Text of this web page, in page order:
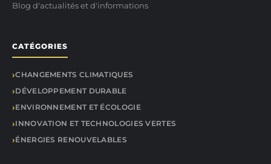
Blog d'actualités et d'informations
CATÉGORIES
CHANGEMENTS CLIMATIQUES
DÉVELOPPEMENT DURABLE
ENVIRONNEMENT ET ÉCOLOGIE
INNOVATION ET TECHNOLOGIES VERTES
ÉNERGIES RENOUVELABLES